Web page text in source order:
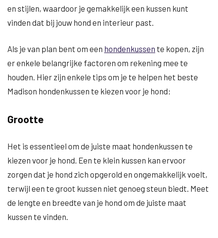
en stijlen, waardoor je gemakkelijk een kussen kunt
vinden dat bij jouw hond en interieur past.
Als je van plan bent om een hondenkussen te kopen, zijn
er enkele belangrijke factoren om rekening mee te
houden. Hier zijn enkele tips om je te helpen het beste
Madison hondenkussen te kiezen voor je hond:
Grootte
Het is essentieel om de juiste maat hondenkussen te
kiezen voor je hond. Een te klein kussen kan ervoor
zorgen dat je hond zich opgerold en ongemakkelijk voelt,
terwijl een te groot kussen niet genoeg steun biedt. Meet
de lengte en breedte van je hond om de juiste maat
kussen te vinden.